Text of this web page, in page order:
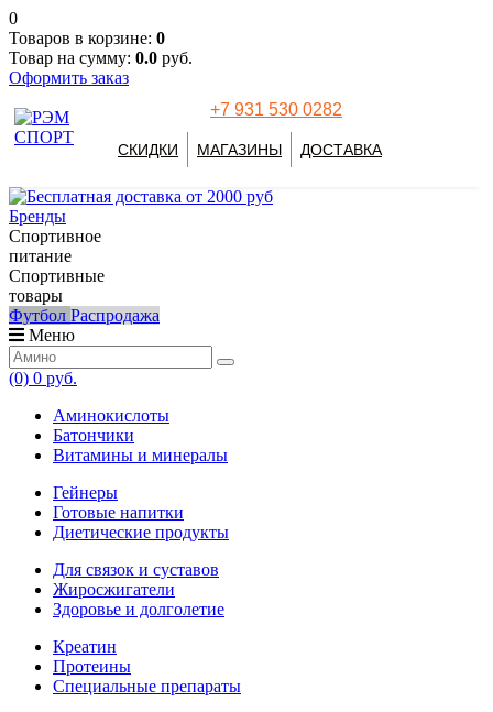
0
Товаров в корзине: 0
Товар на сумму: 0.0 руб.
Оформить заказ
+7 931 530 0282
СКИДКИ МАГАЗИНЫ ДОСТАВКА
Бренды
Спортивное
питание
Спортивные
товары
Футбол Распродажа
Меню
(0) 0 руб.
Аминокислоты
Батончики
Витамины и минералы
Гейнеры
Готовые напитки
Диетические продукты
Для связок и суставов
Жиросжигатели
Здоровье и долголетие
Креатин
Протеины
Специальные препараты